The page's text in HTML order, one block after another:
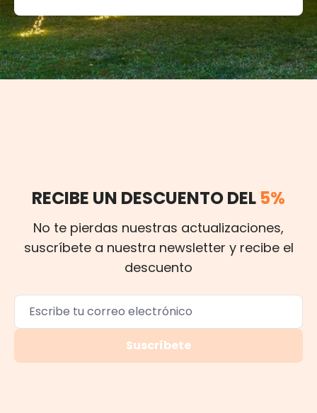
RECIBE UN DESCUENTO DEL 5%
No te pierdas nuestras actualizaciones,
suscríbete a nuestra newsletter y recibe el
descuento
Suscríbete